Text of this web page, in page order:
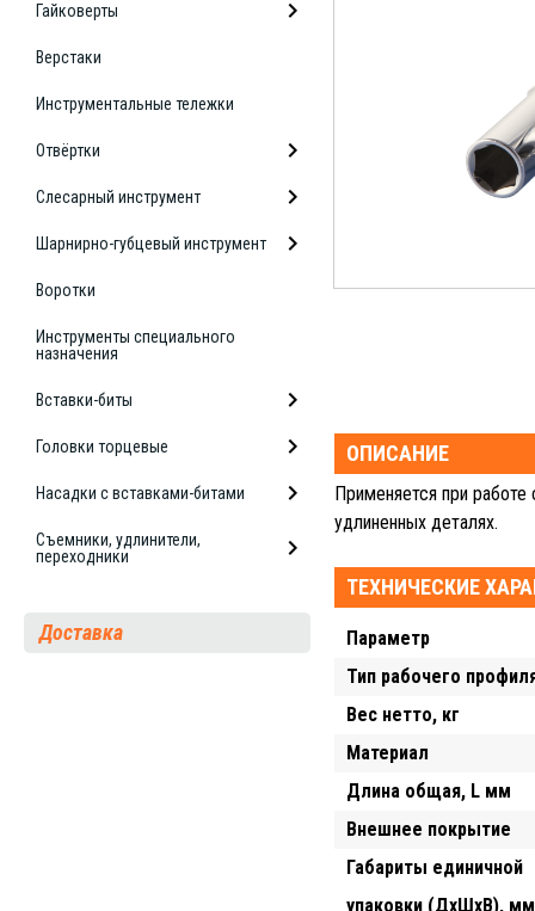
Гайковерты
Верстаки
Инструментальные тележки
Отвёртки
Слесарный инструмент
Шарнирно-губцевый инструмент
Воротки
Инструменты специального
назначения
Вставки-биты
Головки торцевые
Насадки с вставками-битами
Съемники, удлинители,
переходники
Доставка
ОПИСАНИЕ
Применяется при
удлиненных деталях.
ТЕХНИЧЕСКИЕ
Параметр
Тип рабочего
Вес нетто, кг
Материал
Длина общая, L мм
Внешнее покрытие
Габариты единичной
упаковки (ДхШхВ), мм